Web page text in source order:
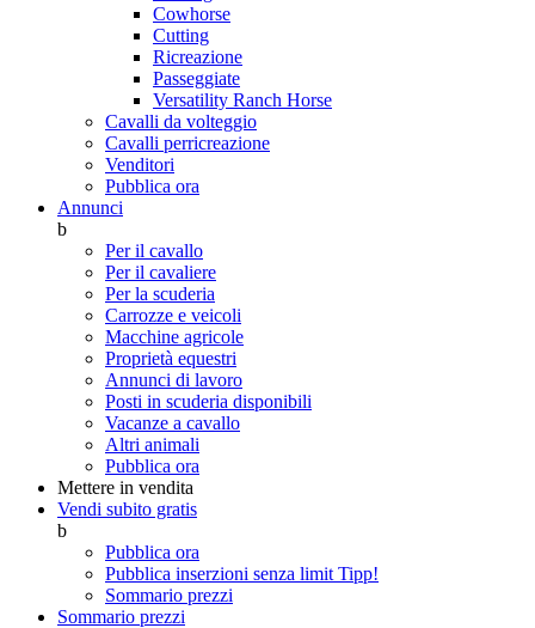
Cowhorse
Cutting
Ricreazione
Passeggiate
Versatility Ranch Horse
Cavalli da volteggio
Cavalli perricreazione
Venditori
Pubblica ora
Annunci
b
Per il cavallo
Per il cavaliere
Per la scuderia
Carrozze e veicoli
Macchine agricole
Proprietà equestri
Annunci di lavoro
Posti in scuderia disponibili
Vacanze a cavallo
Altri animali
Pubblica ora
Mettere in vendita
Vendi subito gratis
b
Pubblica ora
Pubblica inserzioni senza limit Tipp!
Sommario prezzi
Sommario prezzi